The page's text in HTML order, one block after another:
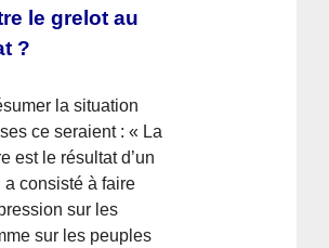
le grelot au
?
la situation
ce seraient : « La
est le résultat d’un
a consisté à faire
sur les
sur les peuples